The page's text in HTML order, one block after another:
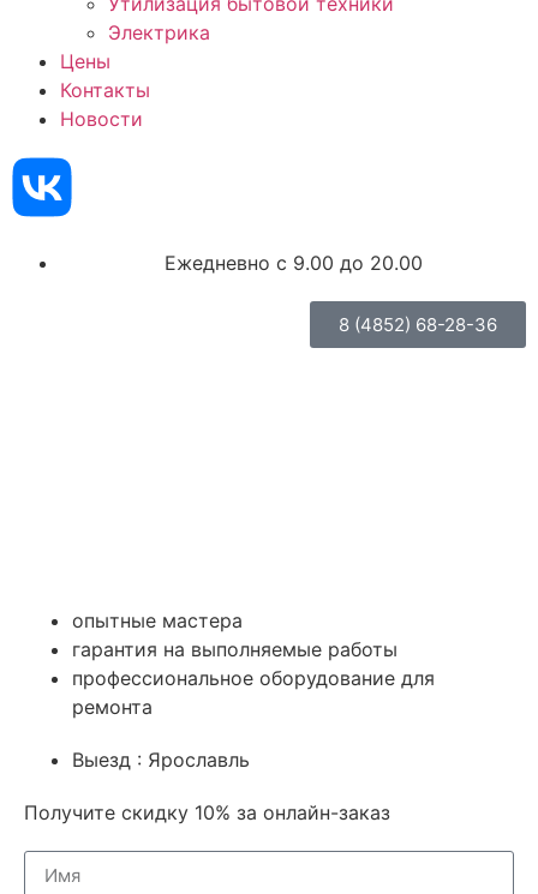
Электрика
Цены
Контакты
Новости
Ежедневно с 9.00 до 20.00
8 (4852) 68-28-36
опытные мастера
гарантия на выполняемые работы
профессиональное оборудование для
ремонта
Выезд : Ярославль
Получите скидку 10% за онлайн-заказ